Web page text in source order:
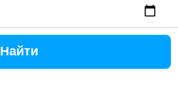
Найти